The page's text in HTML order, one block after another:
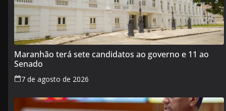
Maranhão terá sete candidatos ao governo e 11 ao
Senado
7 de agosto de 2026